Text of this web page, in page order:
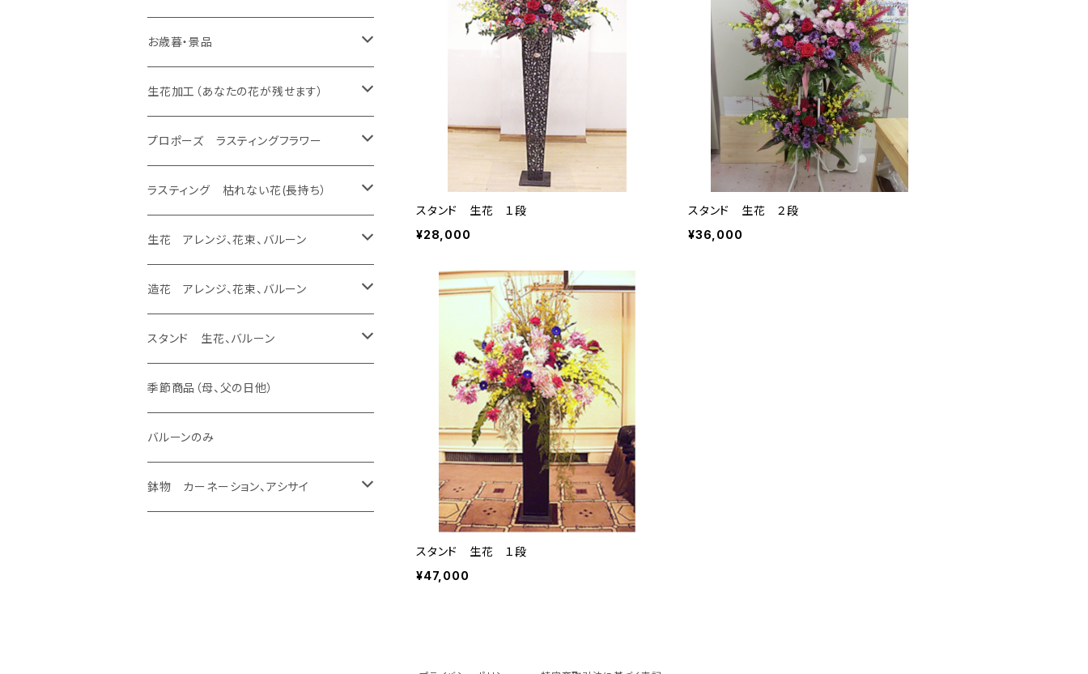
スタンド 生花 １段
¥28,000
スタンド 生花 ２段
¥36,000
スタンド 生花 １段
¥47,000
プロポーズ ラスティングフラワー
ドーム
フレーム
バルーンのみ
スタンド 生花、バルーン
バルーンのみ
スタンド 生花
スタンド 生花、バルーン
バルーンのみ
ラスティング アレンジ、枯れない花
スタンド 生花
スタンド 生花、バルーン
バルーンのみ
生花 アレンジ
ラスティング 花束、枯れない花
ラスティング アレンジ、枯れない花
スタンド 生花
スタンド 生花、バルーン
バルーンのみ
生花 アレンジ、バルーン
生花 アレンジ
造花 アレンジ、花束、バルーン
ラスティング 花束、枯れない花
ラスティング アレンジ、枯れない花
スタンド 生花
スタンド 生花、バルーン
バルーンのみ
生花 アレンジ、花束、バルーン
生花 アレンジ、バルーン
生花 アレンジ
造花 アレンジ、花束、バルーン
ラスティング 花束、枯れない花
ラスティング アレンジ、枯れない花
スタンド 生花
スタンド 生花、バルーン
バルーンのみ
生花加工（あなたの花が残せます）
あなたの花が残せます ドーム
あなたの花が残せます フレーム
お歳暮・景品
生花 アレンジ、花束、バルーン
生花 アレンジ、バルーン
生花 アレンジ
造花 アレンジ、花束、バルーン
ラスティング 花束、枯れない花
ラスティング アレンジ、枯れない花
スタンド 生花
スタンド 生花、バルーン
バルーンのみ
生花加工（あなたの花が残せます）
あなたの花が残せます ドーム
あなたの花が残せます フレーム
あなたの花が残せます フラージュ
あなたの花が残せます エッチング
プロポーズ ラスティングフラワー
ドーム
フレーム
ラスティング 枯れない花(長持ち）
ラスティング アレンジ、バルーン
ラスティング 花束、バルーン
ラスティング アレンジ
ラスティング 花束
ラスティング 素材
生花 アレンジ、花束、バルーン
生花 アレンジ、バルーン
生花 アレンジ、ウェディング ヴーケ
生花 アレンジ
生花 花束、バルーン
生花 花束
造花 アレンジ、花束、バルーン
造花 アレンジ、バルーン
造花 アレンジ
造花 花束、バルーン
造花 花束
スタンド 生花、バルーン
スタンド 生花
スタンド 生花、バルーン
季節商品（母、父の日他）
バルーンのみ
鉢物 カーネーション、アシサイ